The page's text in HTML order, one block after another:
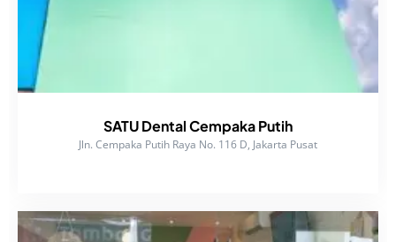
SATU Dental Cempaka Putih
Jln. Cempaka Putih Raya No. 116 D, Jakarta Pusat